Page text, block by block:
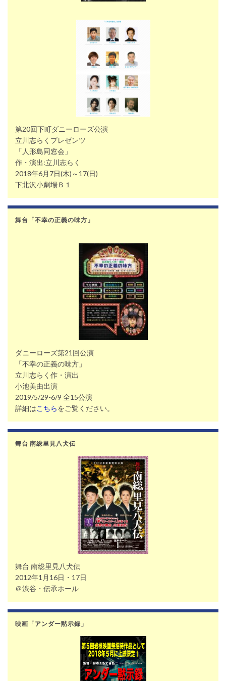
第20回下町ダニーローズ公演
立川志らくプレゼンツ
「人形島同窓会」
作・演出:立川志らく
2018年6月7日(木)～17(日)
下北沢小劇場Ｂ１
舞台「不幸の正義の味方」
ダニーローズ第21回公演
「不幸の正義の味方」
立川志らく作・演出
小池美由出演
2019/5/29-6/9 全15公演
詳細はこちらをご覧ください。
舞台 南総里見八犬伝
舞台 南総里見八犬伝
2012年1月16日・17日
＠渋谷・伝承ホール
映画「アンダー黙示録」